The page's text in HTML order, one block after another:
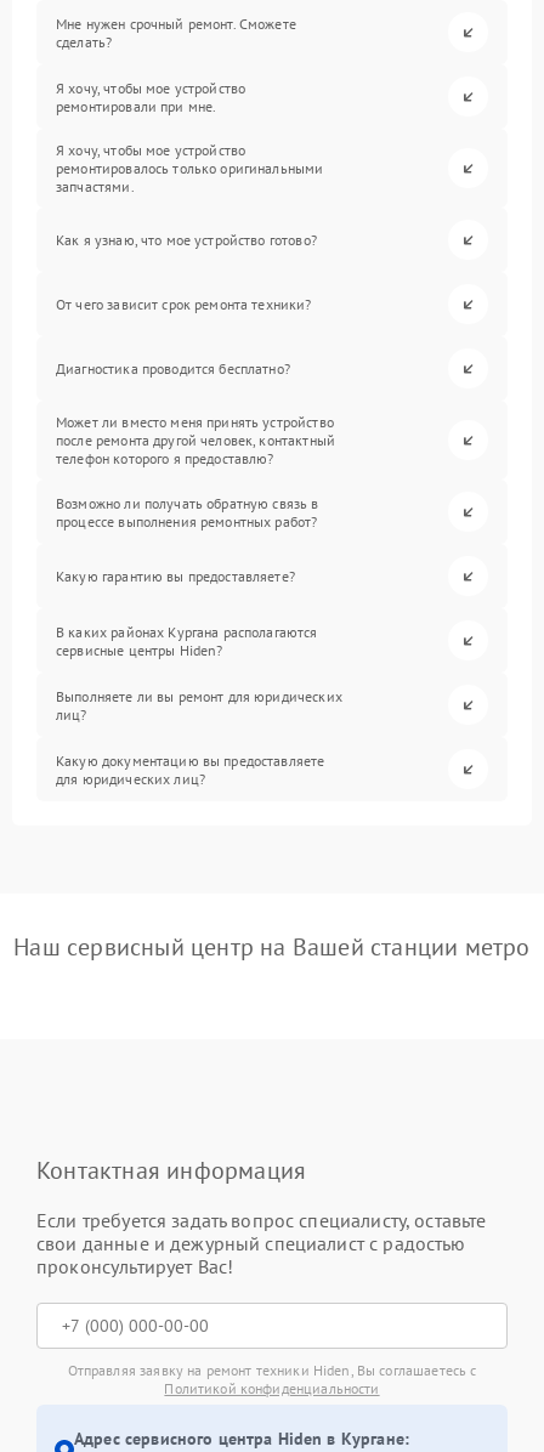
Мне нужен срочный ремонт. Сможете
сделать?
Я хочу, чтобы мое устройство
ремонтировали при мне.
Я хочу, чтобы мое устройство
ремонтировалось только оригинальными
запчастями.
Как я узнаю, что мое устройство готово?
От чего зависит срок ремонта техники?
Диагностика проводится бесплатно?
Может ли вместо меня принять устройство
после ремонта другой человек, контактный
телефон которого я предоставлю?
Возможно ли получать обратную связь в
процессе выполнения ремонтных работ?
Какую гарантию вы предоставляете?
В каких районах Кургана располагаются
сервисные центры Hiden?
Выполняете ли вы ремонт для юридических
лиц?
Какую документацию вы предоставляете
для юридических лиц?
Наш сервисный центр на Вашей станции метро
Контактная информация
Если требуется задать вопрос специалисту, оставьте
свои данные и дежурный специалист с радостью
проконсультирует Вас!
Отправляя заявку на ремонт техники Hiden, Вы соглашаетесь с
Политикой конфиденциальности
Адрес сервисного центра Hiden в Кургане: